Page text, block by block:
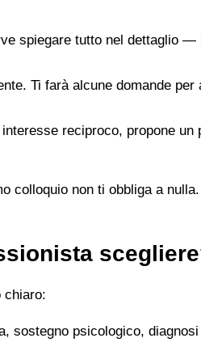
spiegare tutto nel dettaglio
Ti farà alcune domande
reciproco, propone
non ti obbliga a
chiaro:
sostegno psicologico,